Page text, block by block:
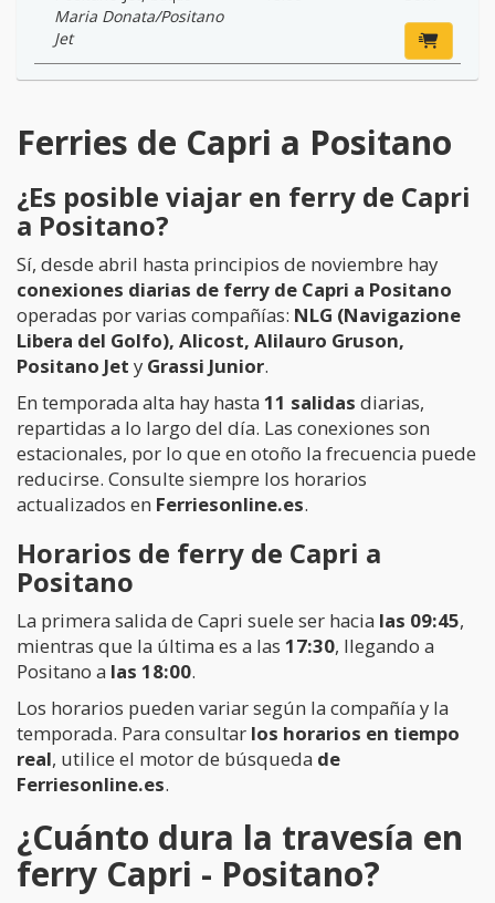
Maria Donata/Positano
Jet
Ferries de Capri a Positano
¿Es posible viajar en ferry de Capri
a Positano?
Sí, desde abril hasta principios de noviembre hay
conexiones diarias de ferry de Capri a Positano
operadas por varias compañías: NLG (Navigazione
Libera del Golfo), Alicost, Alilauro Gruson,
Positano Jet y Grassi Junior.
En temporada alta hay hasta 11 salidas diarias,
repartidas a lo largo del día. Las conexiones son
estacionales, por lo que en otoño la frecuencia puede
reducirse. Consulte siempre los horarios
actualizados en Ferriesonline.es.
Horarios de ferry de Capri a
Positano
La primera salida de Capri suele ser hacia las 09:45,
mientras que la última es a las 17:30, llegando a
Positano a las 18:00.
Los horarios pueden variar según la compañía y la
temporada. Para consultar los horarios en tiempo
real, utilice el motor de búsqueda de
Ferriesonline.es.
¿Cuánto dura la travesía en
ferry Capri - Positano?